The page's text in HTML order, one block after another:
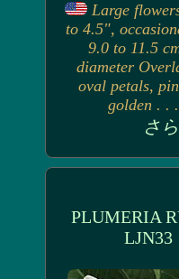
Large
to 4.5",
9.0 to 11.5
diameter
oval petals,
golden . .
さ
PLUMERIA
LJN33